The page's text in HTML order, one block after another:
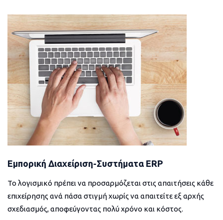
Εμπορική Διαχείριση-Συστήματα ERP
Το λογισμικό πρέπει να προσαρμόζεται στις απαιτήσεις κάθε
επιχείρησης ανά πάσα στιγμή χωρίς να απαιτείτε εξ αρχής
σχεδιασμός, αποφεύγοντας πολύ χρόνο και κόστος.